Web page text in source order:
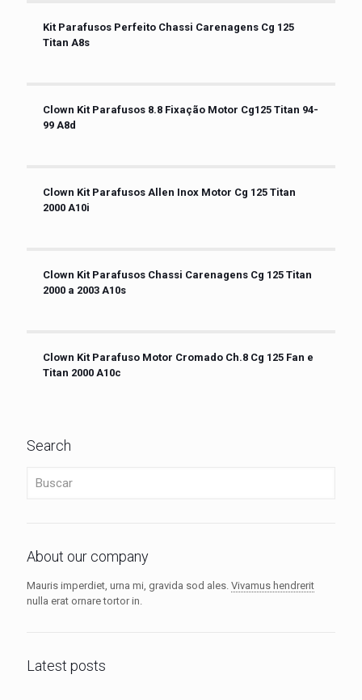
Kit Parafusos Perfeito Chassi Carenagens Cg 125
Titan A8s
Clown Kit Parafusos 8.8 Fixação Motor Cg125 Titan 94-
99 A8d
Clown Kit Parafusos Allen Inox Motor Cg 125 Titan
2000 A10i
Clown Kit Parafusos Chassi Carenagens Cg 125 Titan
2000 a 2003 A10s
Clown Kit Parafuso Motor Cromado Ch.8 Cg 125 Fan e
Titan 2000 A10c
Search
About our company
Mauris imperdiet, urna mi, gravida sod ales. Vivamus hendrerit
nulla erat ornare tortor in.
Latest posts